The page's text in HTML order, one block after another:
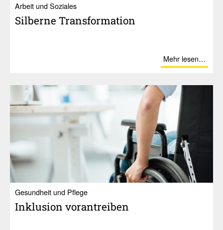
Ar­beit und So­zia­les
Silberne Trans­for­ma­tion
Mehr lesen…
Gesundheit und Pflege
Inklu­sion voran­treiben